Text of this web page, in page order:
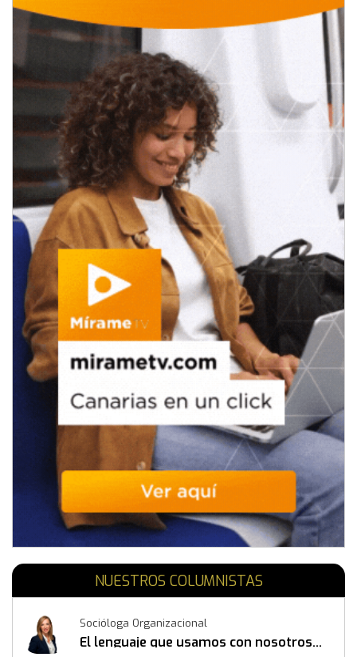
NUESTROS COLUMNISTAS
Socióloga Organizacional
El lenguaje que usamos con nosotros